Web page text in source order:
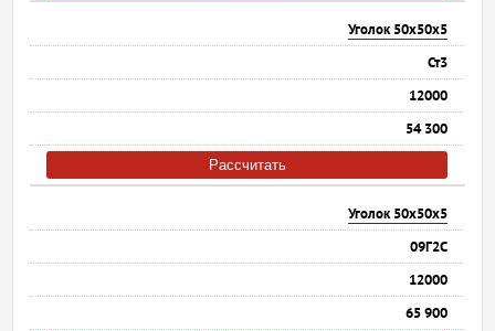
Уголок 50х50х5
Ст3
12000
54 300
Рассчитать
Уголок 50х50х5
09Г2С
12000
65 900